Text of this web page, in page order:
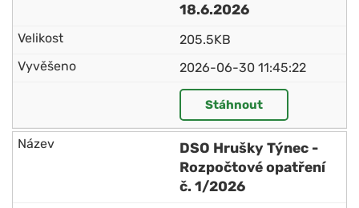
18.6.2026
205.5KB
2026-06-30 11:45:22
Stáhnout
DSO Hrušky Týnec -
Rozpočtové opatření
č. 1/2026